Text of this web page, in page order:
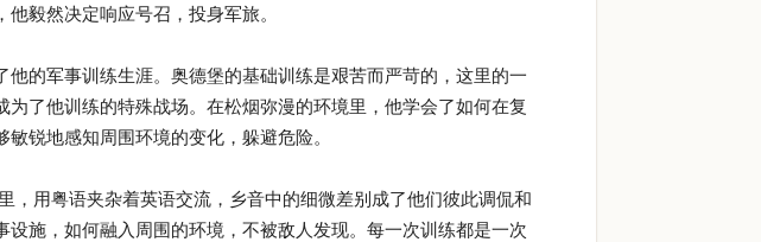
毅然决定响应号召，投身军旅。
的军事训练生涯。奥德堡的基础训练是艰苦而严苛的，这里的一
了他训练的特殊战场。在松烟弥漫的环境里，他学会了如何在复
锐地感知周围环境的变化，躲避危险。
用粤语夹杂着英语交流，乡音中的细微差别成了他们彼此调侃和
施，如何融入周围的环境，不被敌人发现。每一次训练都是一次